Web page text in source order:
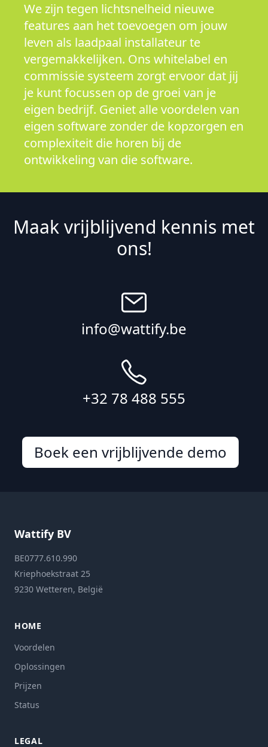
We zijn tegen lichtsnelheid nieuwe
features aan het toevoegen om jouw
leven als laadpaal installateur te
vergemakkelijken. Ons whitelabel en
commissie systeem zorgt ervoor dat jij
je kunt focussen op de groei van je
eigen bedrijf. Geniet alle voordelen van
eigen software zonder de kopzorgen en
complexiteit die horen bij de
ontwikkeling van die software.
Maak vrijblijvend kennis met
ons!
info@wattify.be
+32 78 488 555
Boek een vrijblijvende demo
Wattify BV
BE0777.610.990
Kriephoekstraat 25
9230 Wetteren, België
HOME
Voordelen
Oplossingen
Prijzen
Status
LEGAL